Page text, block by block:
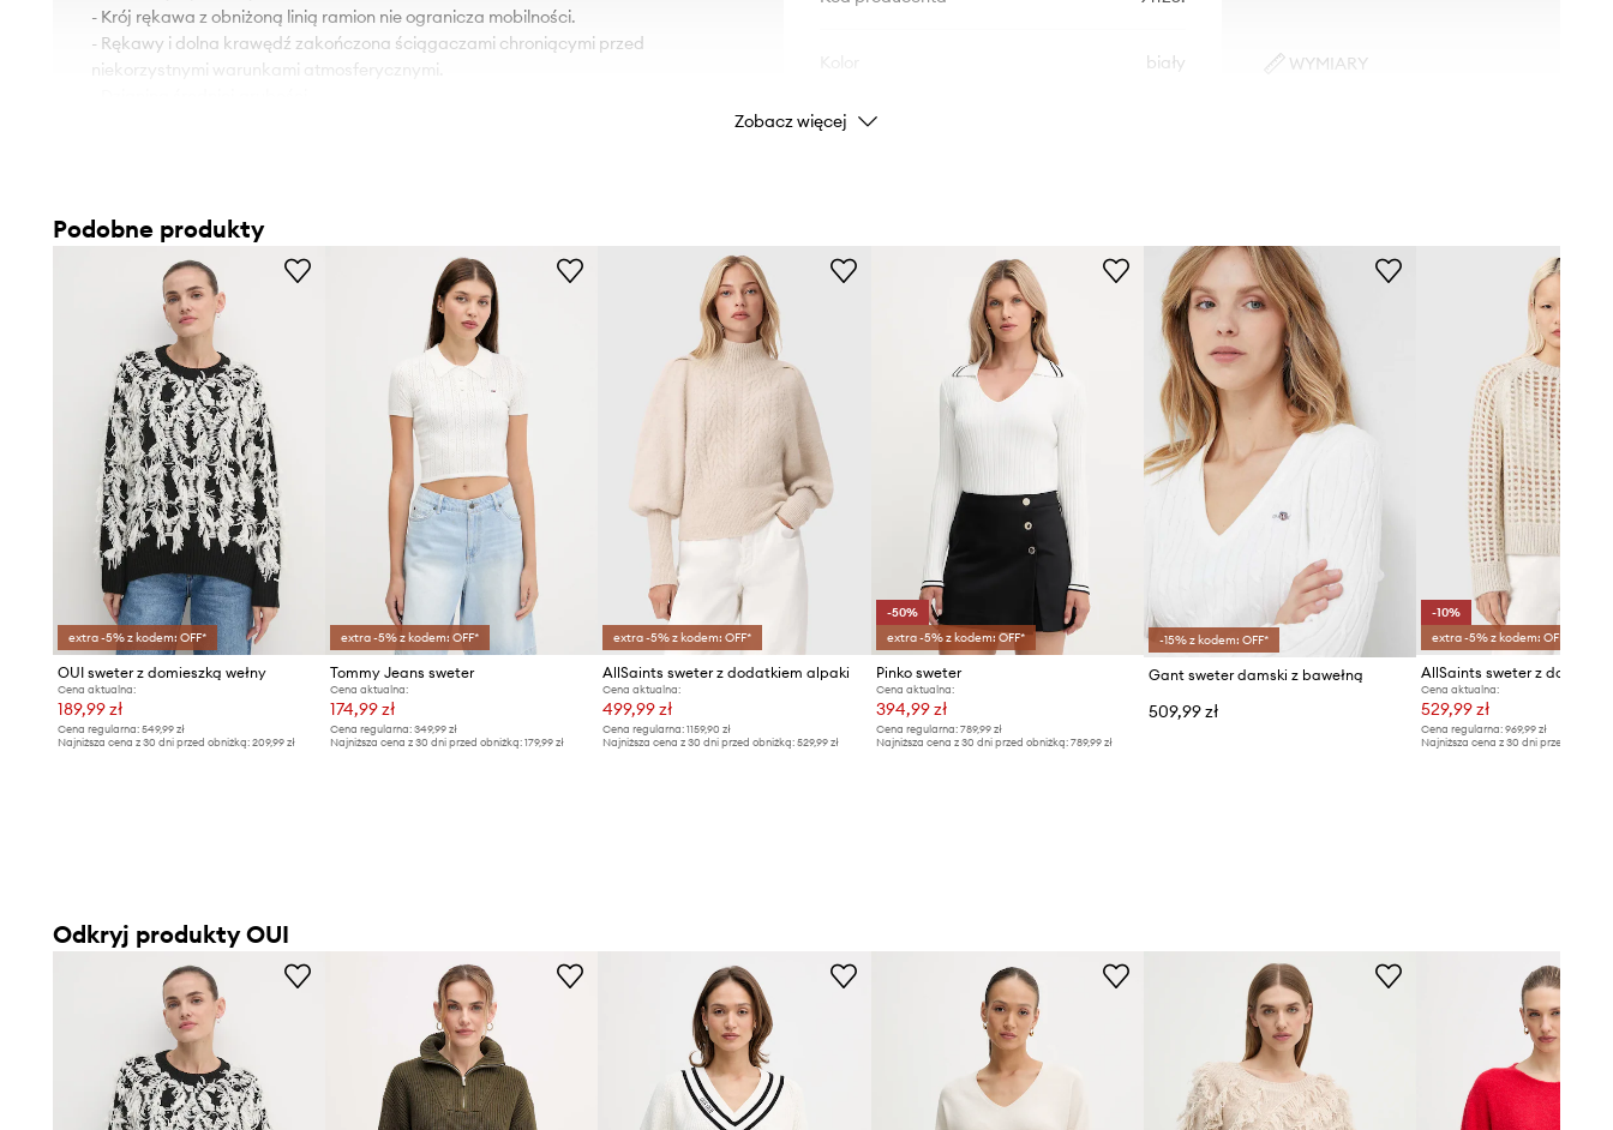
- Krój rękawa z obniżoną linią ramion nie ogranicza mobilności.
- Rękawy i dolna krawędź zakończona ściągaczami chroniącymi przed
niekorzystnymi warunkami atmosferycznymi.
biały
Marka
WYMIARY
Tabela rozmiarów
Zobacz więcej
Podobne produkty
extra -5% z kodem: OFF*
OUI sweter z domieszką wełny
Cena aktualna:
189,99 zł
Cena regularna: 549,99 zł
Najniższa cena z 30 dni przed obniżką: 209,99 zł
extra -5% z kodem: OFF*
Tommy Jeans sweter
Cena aktualna:
174,99 zł
Cena regularna:349,99 zł
Najniższa cena z 30 dni przed obniżką:179,99 zł
extra -5% z kodem: OFF*
AllSaints sweter z dodatkiem alpaki
Cena aktualna:
499,99 zł
Cena regularna: 1159,90 zł
Najniższa cena z 30 dni przed obniżką: 529,99 zł
-50%
extra -5% z kodem: OFF*
Pinko sweter
Cena aktualna:
394,99 zł
Cena regularna: 789,99 zł
Najniższa cena z 30 dni przed obniżką: 789,99 zł
-15% z kodem: OFF*
Gant sweter damski z bawełną
509,99 zł
-10%
extra -5% z kodem: OFF*
Cena aktualna:
529,99 zł
Cena regularna: 969,99 zł
Najniższa cena z 30 dni przed obniżką:
Odkryj produkty OUI